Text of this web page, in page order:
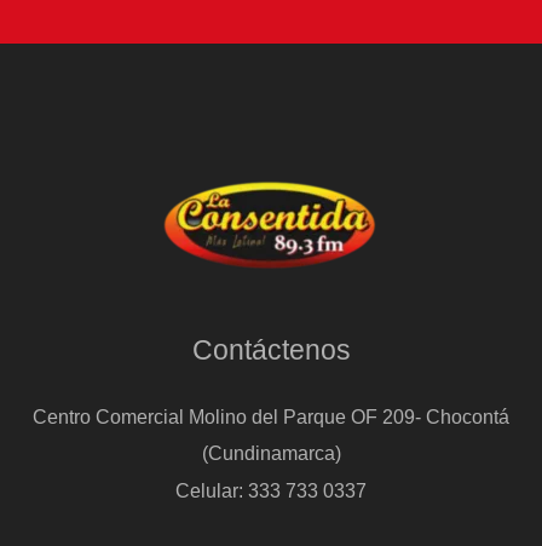
Contáctenos
Centro Comercial Molino del Parque OF 209- Chocontá
(Cundinamarca)
Celular: 333 733 0337